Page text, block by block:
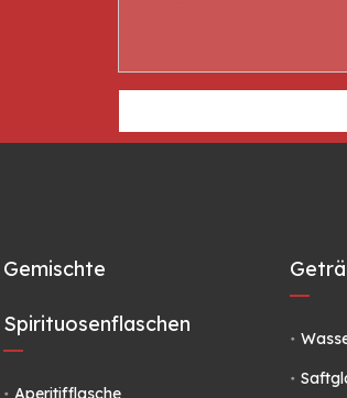
Gemischte
Spirituosenflaschen